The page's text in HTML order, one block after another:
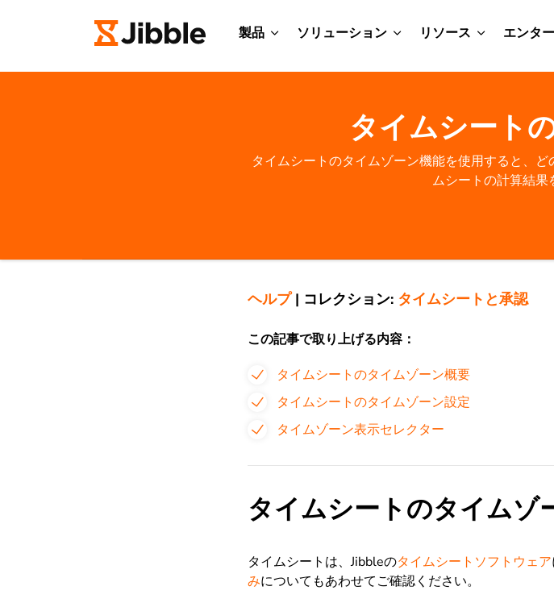
製品 ソリューション リソース エンタ
タイムシート
タイムシートのタイムゾーン機能を使用すると、
ムシートの計算結果
ヘルプ| コレクション: タイムシートと承認
この記事で取り上げる内容：
タイムシートのタイムゾーン概要
タイムシートのタイムゾーン設定
タイムゾーン表示セレクター
タイムシートのタイムゾ
タイムシートは、Jibbleのタイムシートソフトウェア
みについてもあわせてご確認ください。